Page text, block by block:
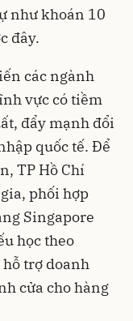
như khoán 10
đây.
các ngành
vực có tiềm
đẩy mạnh đổi
quốc tế. Để
TP Hồ Chí
phối hợp
Singapore
học theo
trợ doanh
cửa cho hàng